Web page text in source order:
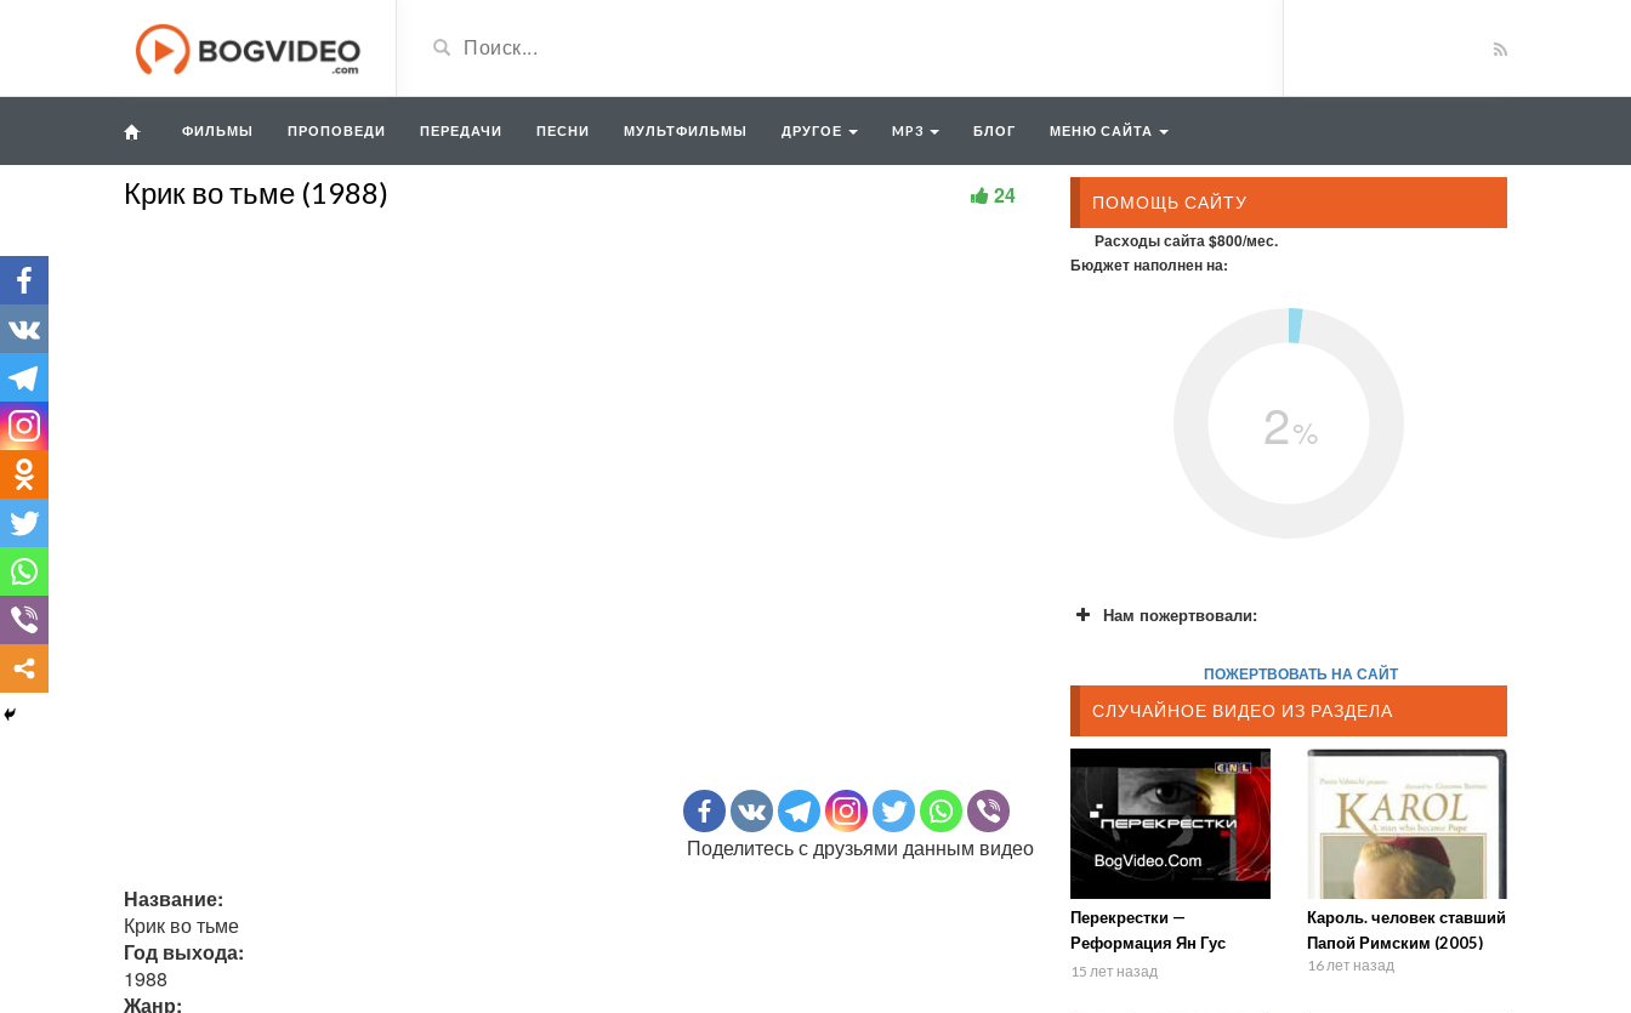
ФИЛЬМЫ ПРОПОВЕДИ ПЕРЕДАЧИ ПЕСНИ МУЛЬТФИЛЬМЫ ДРУГОЕ MP3 БЛОГ МЕНЮ САЙТА
Крик во тьме (1988) 24
Поделитесь с друзьями данным видео
Название:
Крик во тьме
Год выхода:
1988
Жанр:
ПОМОЩЬ САЙТУ
Расходы сайта $800/мес.
Бюджет наполнен на:
2%
Нам пожертвовали:
ПОЖЕРТВОВАТЬ НА САЙТ
СЛУЧАЙНОЕ ВИДЕО ИЗ РАЗДЕЛА
Перекрестки —
Реформация Ян Гус
Грозные
15 лет назад
Кароль. человек ставший
Папой Римским (2005)
16 лет назад